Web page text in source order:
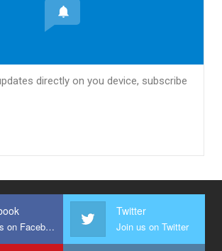
directly on you device, subscribe
Join us on Facebook
Twitter
Join us on Twitter